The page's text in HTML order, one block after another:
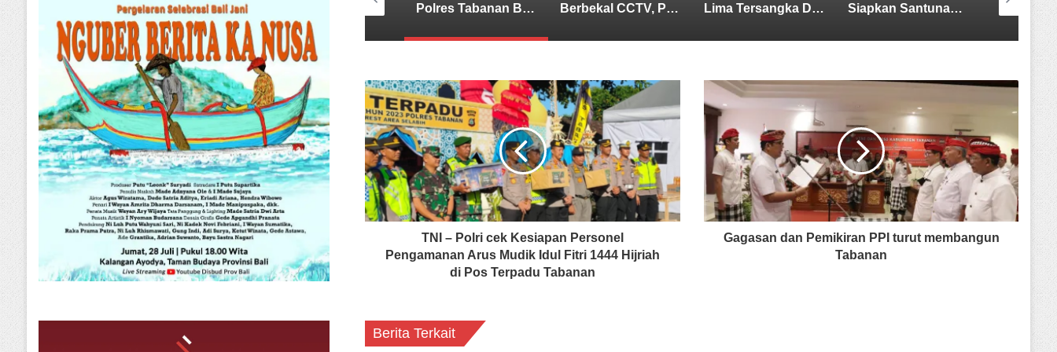
Sekretaris SMSI Tabanan Maju Jadi Kandidat Ketua IMI Bali, Ketua SMSI Tabanan Berikan Dukungan Berbekal CCTV, Pelaku Tabrak Lari Terungkap Lima Tersangka Diamankan, Polres Tabanan Usut Tuntas Kasus Pengeroyokan Maut di Baturiti Siapkan Santunan, Bupati Tabanan Komang Gede Sanjaya: Duka Kita Semua, Mari Jaga Tabanan Tetap Damai Sekretaris SMSI Tabanan Maju Jadi Kandidat Ketua IMI Bali, Ketua SMSI Tabanan Berikan Dukungan
TNI – Polri cek Kesiapan Personel
Pengamanan Arus Mudik Idul Fitri 1444 Hijriah
di Pos Terpadu Tabanan
Gagasan dan Pemikiran PPI turut membangun
Tabanan
Berita Terkait